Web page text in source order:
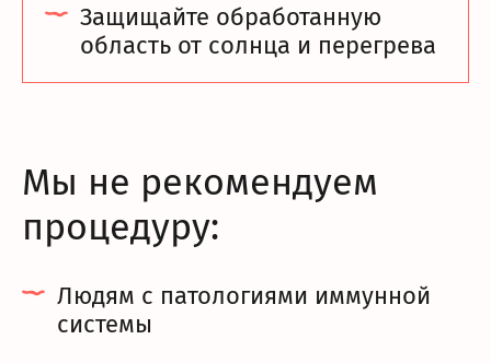
Защищайте обработанную
область от солнца и перегрева
Мы не рекомендуем
процедуру:
Людям с патологиями иммунной
системы